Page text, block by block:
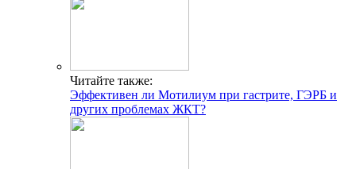
Читайте также:
Эффективен ли Мотилиум при гастрите, ГЭРБ и
других проблемах ЖКТ?